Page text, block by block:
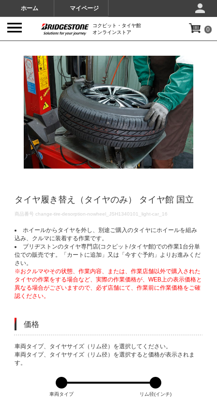
ホーム マイページ
コクピット・タイヤ館
オンラインストア
0
タイヤ履き替え（タイヤのみ） タイヤ館 国立
DETAILS
商品番号 change-tire-desorption-nowheel_JSH1340101_light-car_16
ホイールからタイヤを外し、別途ご購入のタイヤにホイールを組み
込み、クルマに装着する作業です。
ブリヂストンのタイヤ専門店(コクピット/タイヤ館)での作業1台分単
位での販売です。「カートに追加」又は「今すぐ予約」よりお進みくだ
さい。
※おクルマやその状態、作業内容、または、作業店舗以外で購入された
タイヤの作業をする場合など、実際の作業価格が、WEB上の表示価格と
異なる場合がございますので、必ず店舗にて、作業前に作業価格をご確
認ください。
価格
VARIATIONS
車両タイプ、タイヤサイズ（リム径）を選択してください。
車両タイプ、タイヤサイズ（リム径）を選択すると価格が表示されま
す。
車両タイプ リム径(インチ)